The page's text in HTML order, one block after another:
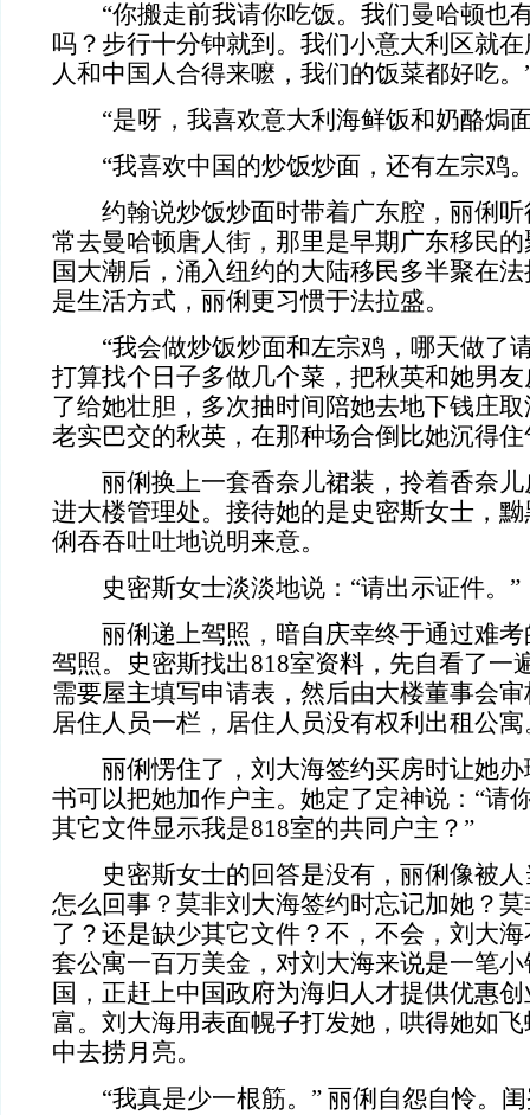
“你搬走前我请你吃饭。我们曼哈顿也
吗？步行十分钟就到。我们小意大利区就
人和中国人合得来嚒，我们的饭菜都好吃。
“是呀，我喜欢意大利海鲜饭和奶酪焗
“我喜欢中国的炒饭炒面，还有左宗鸡
约翰说炒饭炒面时带着广东腔，丽俐听
常去曼哈顿唐人街，那里是早期广东移民
国大潮后，涌入纽约的大陆移民多半聚在
是生活方式，丽俐更习惯于法拉盛。
“我会做炒饭炒面和左宗鸡，哪天做了
打算找个日子多做几个菜，把秋英和她男
了给她壮胆，多次抽时间陪她去地下钱庄
老实巴交的秋英，在那种场合倒比她沉得住
丽俐换上一套香奈儿裙装，拎着香奈儿
进大楼管理处。接待她的是史密斯女士，
俐吞吞吐吐地说明来意。
史密斯女士淡淡地说：“请出示证件。”
丽俐递上驾照，暗自庆幸终于通过难考
驾照。史密斯找出818室资料，先自看了一
需要屋主填写申请表，然后由大楼董事会
居住人员一栏，居住人员没有权利出租公寓
丽俐愣住了，刘大海签约买房时让她办
书可以把她加作户主。她定了定神说：“请
其它文件显示我是818室的共同户主？”
史密斯女士的回答是没有，丽俐像被人
怎么回事？莫非刘大海签约时忘记加她？
了？还是缺少其它文件？不，不会，刘大
套公寓一百万美金，对刘大海来说是一笔
国，正赶上中国政府为海归人才提供优惠
富。刘大海用表面幌子打发她，哄得她如
中去捞月亮。
“我真是少一根筋。” 丽俐自怨自怜。闺